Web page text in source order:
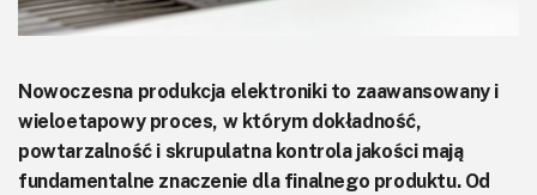
Nowoczesna produkcja elektroniki to zaawansowany i
wieloetapowy proces, w którym dokładność,
powtarzalność i skrupulatna kontrola jakości mają
fundamentalne znaczenie dla finalnego produktu. Od